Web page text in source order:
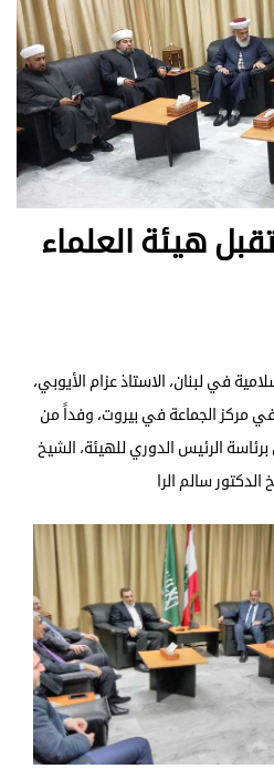
هيئة العلماء
في لبنان، الاستاذ عزام الأيوبي،
اليوم الخميس (16/2/2017) في مركز الجماعة في بيروت، وفداً من
الرئيس الدوري للهيئة، الشيخ
سالم الرا